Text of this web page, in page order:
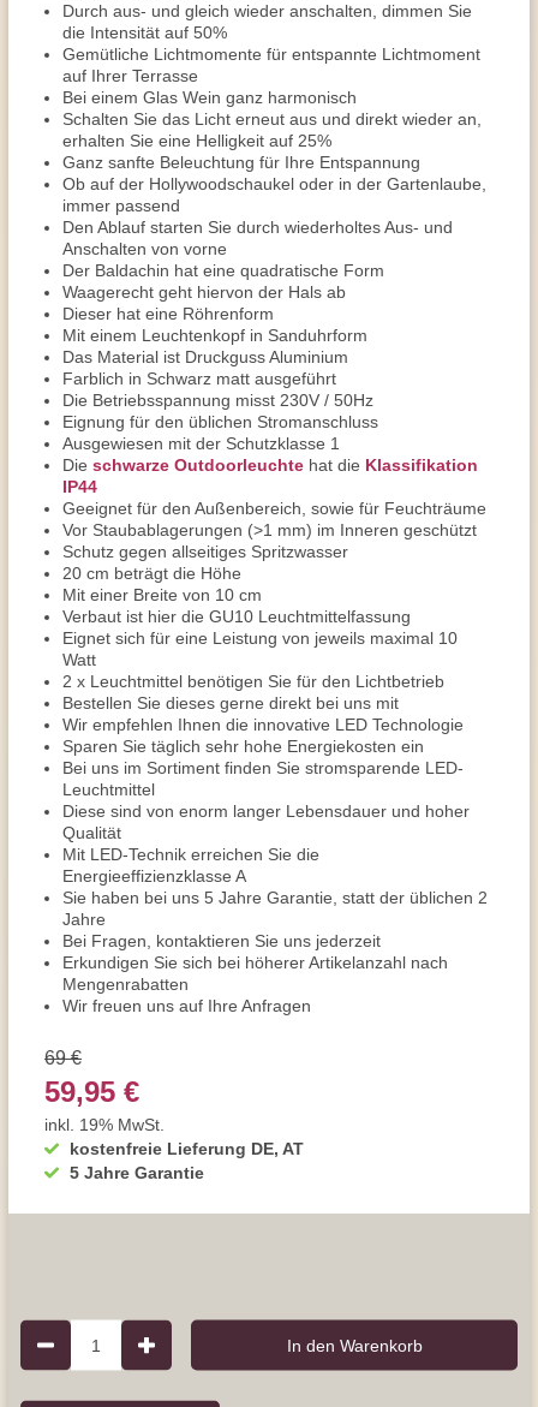
Durch aus- und gleich wieder anschalten, dimmen Sie
die Intensität auf 50%
Gemütliche Lichtmomente für entspannte Lichtmoment
auf Ihrer Terrasse
Bei einem Glas Wein ganz harmonisch
Schalten Sie das Licht erneut aus und direkt wieder an,
erhalten Sie eine Helligkeit auf 25%
Ganz sanfte Beleuchtung für Ihre Entspannung
Ob auf der Hollywoodschaukel oder in der Gartenlaube,
immer passend
Den Ablauf starten Sie durch wiederholtes Aus- und
Anschalten von vorne
Der Baldachin hat eine quadratische Form
Waagerecht geht hiervon der Hals ab
Dieser hat eine Röhrenform
Mit einem Leuchtenkopf in Sanduhrform
Das Material ist Druckguss Aluminium
Farblich in Schwarz matt ausgeführt
Die Betriebsspannung misst 230V / 50Hz
Eignung für den üblichen Stromanschluss
Ausgewiesen mit der Schutzklasse 1
Die schwarze Outdoorleuchte hat die Klassifikation
IP44
Geeignet für den Außenbereich, sowie für Feuchträume
Vor Staubablagerungen (>1 mm) im Inneren geschützt
Schutz gegen allseitiges Spritzwasser
20 cm beträgt die Höhe
Mit einer Breite von 10 cm
Verbaut ist hier die GU10 Leuchtmittelfassung
Eignet sich für eine Leistung von jeweils maximal 10
Watt
2 x Leuchtmittel benötigen Sie für den Lichtbetrieb
Bestellen Sie dieses gerne direkt bei uns mit
Wir empfehlen Ihnen die innovative LED Technologie
Sparen Sie täglich sehr hohe Energiekosten ein
Bei uns im Sortiment finden Sie stromsparende LED-
Leuchtmittel
Diese sind von enorm langer Lebensdauer und hoher
Qualität
Mit LED-Technik erreichen Sie die
Energieeffizienzklasse A
Sie haben bei uns 5 Jahre Garantie, statt der üblichen 2
Jahre
Bei Fragen, kontaktieren Sie uns jederzeit
Erkundigen Sie sich bei höherer Artikelanzahl nach
Mengenrabatten
Wir freuen uns auf Ihre Anfragen
kostenfreie Lieferung DE, AT
5 Jahre Garantie
69 €
59,95 €
inkl. 19% MwSt.
1 In den Warenkorb